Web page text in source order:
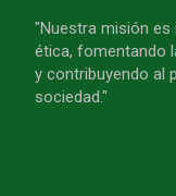
"Nuestra misión
ética, fomentando
y contribuyendo al
sociedad."